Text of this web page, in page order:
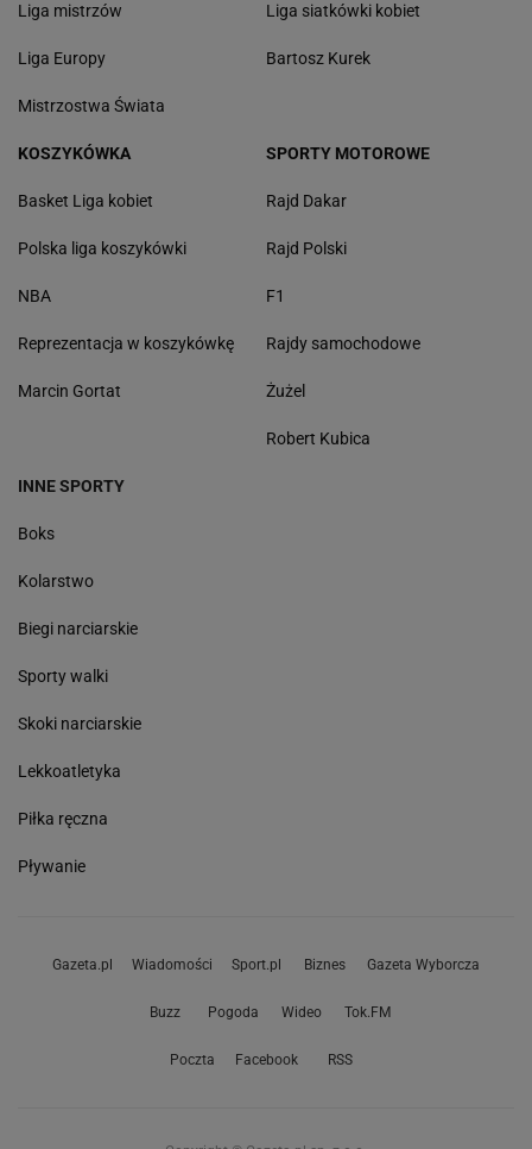
Liga mistrzów
Liga Europy
Mistrzostwa Świata
Liga siatkówki kobiet
Bartosz Kurek
KOSZYKÓWKA
Basket Liga kobiet
Polska liga koszykówki
NBA
Reprezentacja w koszykówkę
Marcin Gortat
SPORTY MOTOROWE
Rajd Dakar
Rajd Polski
F1
Rajdy samochodowe
Żużel
Robert Kubica
INNE SPORTY
Boks
Kolarstwo
Biegi narciarskie
Sporty walki
Skoki narciarskie
Lekkoatletyka
Piłka ręczna
Pływanie
Gazeta.pl Wiadomości Sport.pl Biznes Gazeta Wyborcza
Buzz Pogoda Wideo Tok.FM
Poczta Facebook RSS